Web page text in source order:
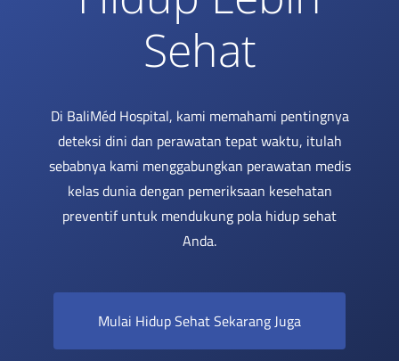
Sehat
Di BaliMéd Hospital, kami memahami pentingnya
deteksi dini dan perawatan tepat waktu, itulah
sebabnya kami menggabungkan perawatan medis
kelas dunia dengan pemeriksaan kesehatan
preventif untuk mendukung pola hidup sehat
Anda.
Mulai Hidup Sehat Sekarang Juga